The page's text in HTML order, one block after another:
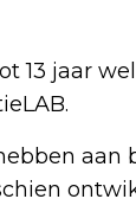
13 jaar
aan